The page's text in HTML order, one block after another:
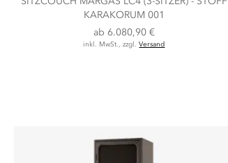
KARAKORUM 001
ab 6.080,90 €
inkl. MwSt., zzgl.Versand